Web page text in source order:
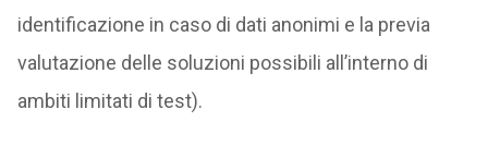
identificazione in caso di dati anonimi e la previa
valutazione delle soluzioni possibili all’interno di
ambiti limitati di test).